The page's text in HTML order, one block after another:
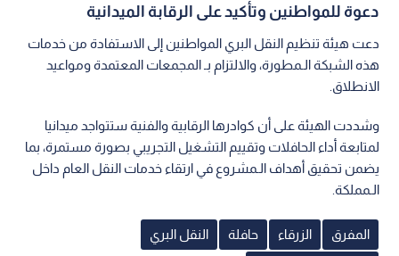
دعوة للمواطنين وتأكيد على الرقابة الميدانية
دعت هيئة تنظيم النقل البري المواطنين إلى الاستفادة من خدمات
هذه الشبكة الـمطورة، والالتزام بـ المجمعات المعتمدة ومواعيد
الانطلاق.
وشددت الهيئة على أن كوادرها الرقابية والفنية ستتواجد ميدانيا
لمتابعة أداء الحافلات وتقييم التشغيل التجريبي بصورة مستمرة، بما
يضمن تحقيق أهداف الـمشروع في ارتقاء خدمات النقل العام داخل
الـمملكة.
المفرق الزرقاء حافلة النقل البري